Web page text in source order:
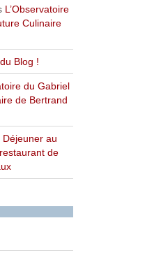
L’Observatoire
Culinaire
Blog !
du Gabriel
de Bertrand
Déjeuner au
de